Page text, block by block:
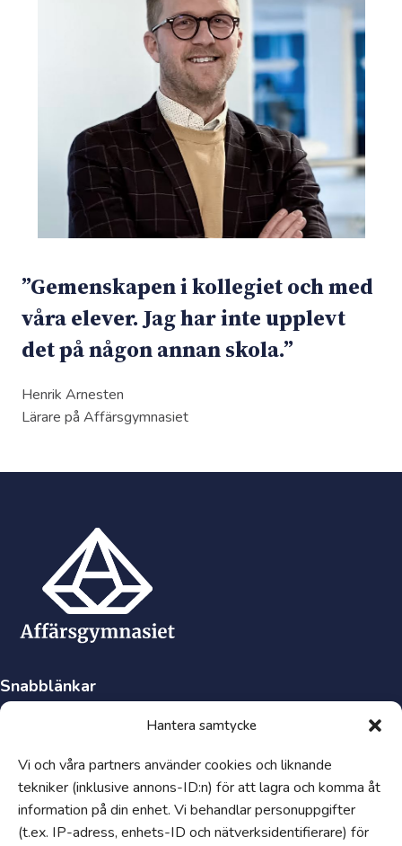
Hantera samtycke
Vi och våra partners använder cookies och liknande
tekniker (inklusive annons-ID:n) för att lagra och komma åt
information på din enhet. Vi behandlar personuppgifter
(t.ex. IP-adress, enhets-ID och nätverksidentifierare) för
”Gemenskapen i kollegiet och med
våra elever. Jag har inte upplevt
det på någon annan skola.”
Henrik Arnesten
Lärare på Affärsgymnasiet
Snabblänkar
Tillgänglighetsredogörelse
Hantering av personuppgifter och cookies
Uppförandekod